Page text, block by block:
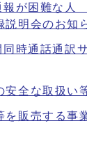
報が困難な人
明会のお知
時通話通訳
安全な取扱い
を販売する事